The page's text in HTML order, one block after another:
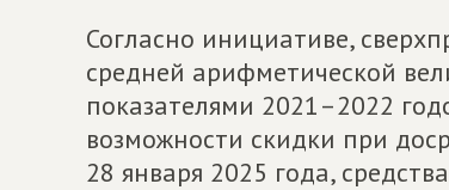
Согласно инициативе,
средней арифметической
показателями 2021–2022
возможности скидки при
28 января 2025 года,